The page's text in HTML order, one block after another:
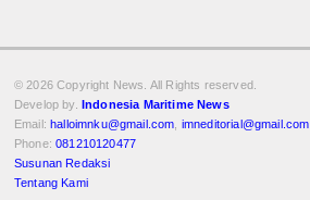
© 2026 Copyright News. All Rights reserved.
Develop by. Indonesia Maritime News
Email: halloimnku@gmail.com, imneditorial@gmail.com
Phone:081210120477
Susunan Redaksi
Tentang Kami